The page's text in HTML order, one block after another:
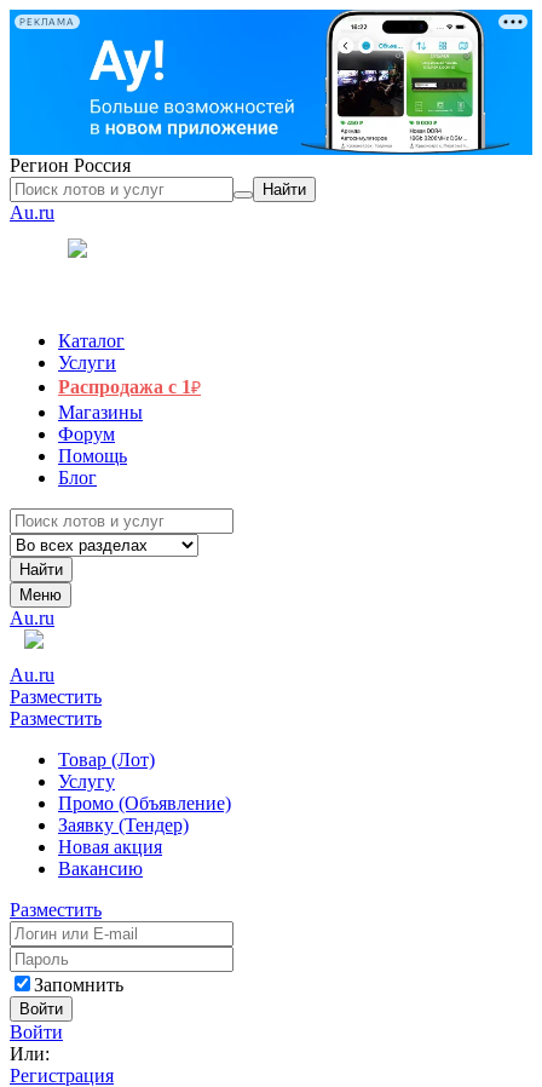
РЕКЛАМА
Регион Россия
Найти
Au.ru
Каталог
Услуги
Распродажа с 1₽
Магазины
Форум
Помощь
Блог
Найти
Меню
Au.ru
Au.ru
Разместить
Разместить
Товар (Лот)
Услугу
Промо (Объявление)
Заявку (Тендер)
Новая акция
Вакансию
Разместить
Запомнить
Войти
Войти
Или:
Регистрация